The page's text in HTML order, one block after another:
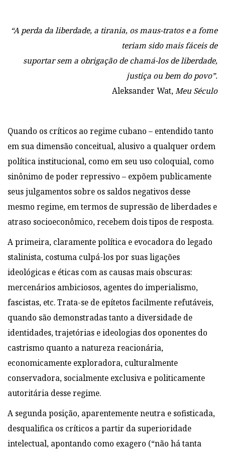
“A perda da liberdade, a tirania, os maus-tratos e a fome
teriam sido mais fáceis de
suportar sem a obrigação de chamá-los de liberdade,
justiça ou bem do povo”.
Aleksander Wat,Meu Século
Quando os críticos ao regime cubano – entendido tanto
em sua dimensão conceitual, alusivo a qualquer ordem
política institucional, como em seu uso coloquial, como
sinônimo de poder repressivo – expõem publicamente
seus julgamentos sobre os saldos negativos desse
mesmo regime, em termos de supressão de liberdades e
atraso socioeconômico, recebem dois tipos de resposta.
A primeira, claramente política e evocadora do legado
stalinista, costuma culpá-los por suas ligações
ideológicas e éticas com as causas mais obscuras:
mercenários ambiciosos, agentes do imperialismo,
fascistas, etc. Trata-se de epítetos facilmente refutáveis,
quando são demonstradas tanto a diversidade de
identidades, trajetórias e ideologias dos oponentes do
castrismo quanto a natureza reacionária,
economicamente exploradora, culturalmente
conservadora, socialmente exclusiva e politicamente
autoritária desse regime.
A segunda posição, aparentemente neutra e sofisticada,
desqualifica os críticos a partir da superioridade
intelectual, apontando como exagero (“não há tanta